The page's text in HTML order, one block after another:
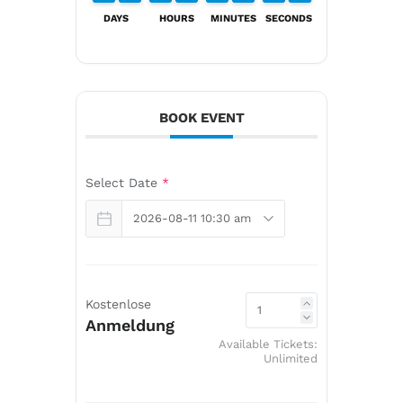
DAYS HOURS MINUTES SECONDS
BOOK EVENT
Select Date *
Kostenlose
Anmeldung
Available Tickets:
Unlimited